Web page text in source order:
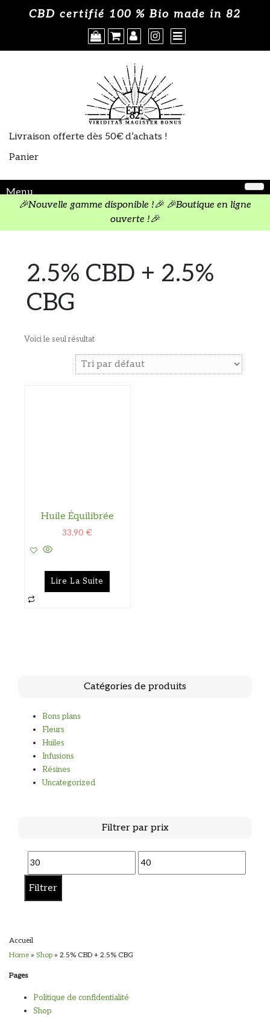
CBD certifié 100 % Bio made in 82
Livraison offerte dès 50€ d’achats !
Panier
Menu
🎉Nouvelle gamme disponible !🎉 🎉Boutique en ligne
ouverte !🎉
2.5% CBD + 2.5%
CBG
Voici le seul résultat
Huile Équilibrée
33,90€
Lire La Suite
Catégories de produits
Bons plans
Fleurs
Huiles
Infusions
Résines
Uncategorized
Filtrer par prix
Prix
Prix
Filtrer
Accueil
Home » Shop » 2.5% CBD + 2.5% CBG
Pages
Politique de confidentialité
Shop
×
Où acheter
A propos
Politique de cookies